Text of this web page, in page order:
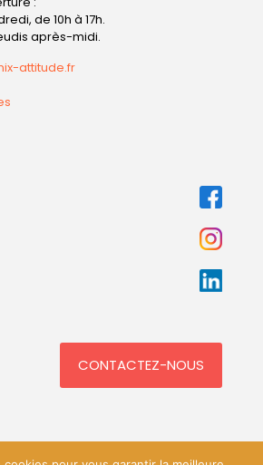
de 10h à 17h.
après-midi.
attitude.fr
CONTACTEZ-NOUS